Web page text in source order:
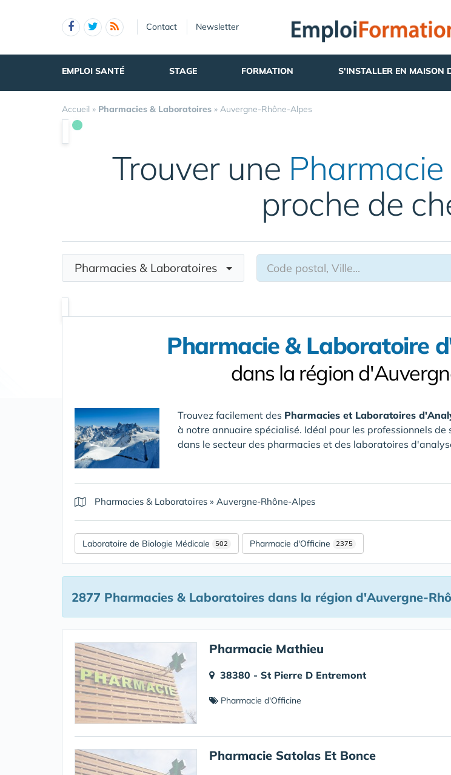
Contact Newsletter
EMPLOI SANTÉ STAGE FORMATION S'INSTALLER EN MAISON
Accueil » Pharmacies & Laboratoires » Auvergne-Rhône-Alpes
Trouver une
proche de
Pharmacies & Laboratoires
Pharmacie & Laboratoire
dans la région
Trouvez facilement des Pharmacies et Laboratoires
à notre annuaire spécialisé. Idéal pour les professionnels
dans le secteur des pharmacies et des laboratoires
Pharmacies & Laboratoires » Auvergne-Rhône-Alpes
502
Laboratoire de Biologie Médicale 2375
Pharmacie d'Officine
2877 Pharmacies & Laboratoires dans la région d'Auvergne-
Pharmacie Mathieu
38380 - St Pierre D Entremont
Pharmacie d'Officine
Pharmacie Satolas Et Bonce